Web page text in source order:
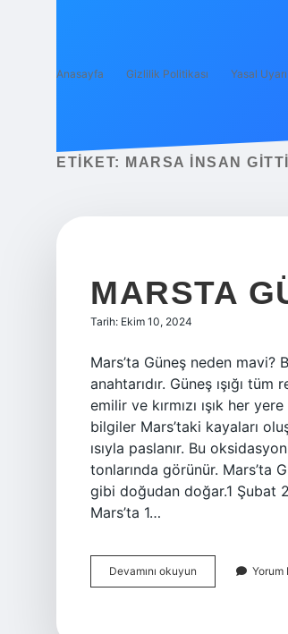
Anasayfa Gizlilik Politikası Yasal Uyarı
ETIKET: MARSA INSAN GITTI
MARSTA
Tarih: Ekim 10, 2024
Mars’ta Güneş neden mavi?
anahtarıdır. Güneş ışığı
emilir ve kırmızı ışık her
bilgiler Mars’taki kayaları
ısıyla paslanır. Bu
tonlarında görünür. Mars’ta
gibi doğudan doğar.1 Şubat
Mars’ta 1…
Devamını okuyun
Güneş
Yorum